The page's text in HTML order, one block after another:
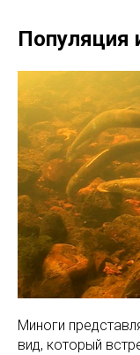
Популяция
Миноги
вид, который